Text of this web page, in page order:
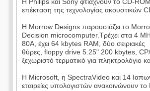
επέκταση της τεχνολογίας ακουστικών
Η Morrow Designs παρουσιάζει το
Decision microcomputer.Τρέχει στα 4
80A, έχει 64 kbytes RAM, δύο σειριακές
θύρες, floppy drive 5.25" 200 kbytes,
ξεχωριστό τερματικό για πληκτρολόγιο
Η Microsoft, η SpectraVideo και 14
εταιρείες υπολογιστών ανακοινώνουν το